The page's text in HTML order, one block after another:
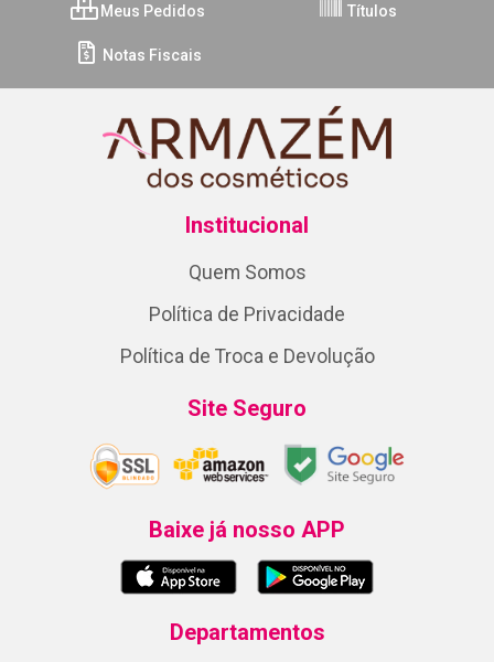
Meus Pedidos Títulos
Notas Fiscais
Institucional
Quem Somos
Política de Privacidade
Política de Troca e Devolução
Site Seguro
Baixe já nosso APP
Departamentos